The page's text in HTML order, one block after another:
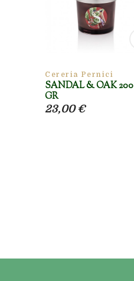
Cereria Pernici
SANDAL & OAK 200
GR
23,00 €